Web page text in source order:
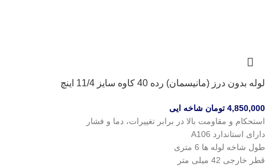
لوله بدون درز (مانیسمان) رده 40 کاوه سایز 11/4 اینچ
4,850,000 تومان شاخه ایی
استحکام و مقاومت بالا در برابر تغییرات، دما و فشار
دارای استاندارد A106
طول شاخه لوله ها 6 متری
قطر خارجی 42 میلی متر